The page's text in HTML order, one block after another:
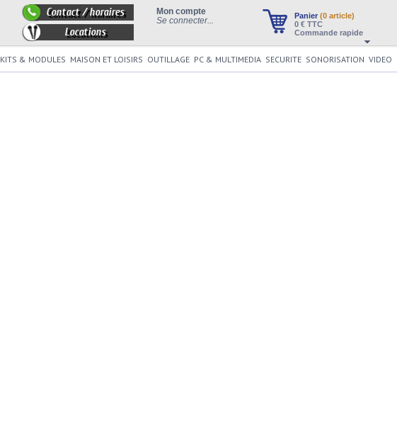
Panier (0 article)
0 € TTC
Commande rapide
Mon compte
Se connecter...
Contact / horaires
Locations
KITS & MODULES MAISON ET LOISIRS OUTILLAGE PC & MULTIMEDIA SECURITE SONORISATION VIDEO